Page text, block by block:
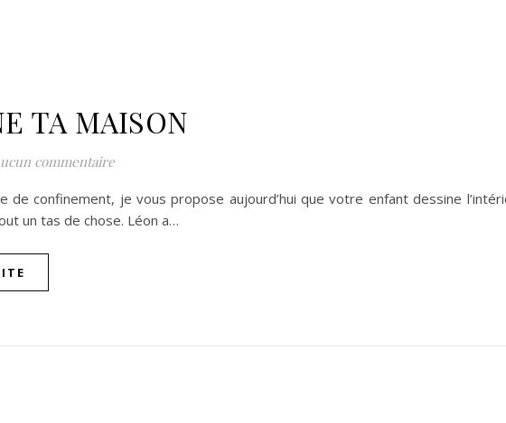
TA MAISON
commentaire
de confinement, je vous propose aujourd’hui que votre enfant dessine
un tas de chose. Léon a…